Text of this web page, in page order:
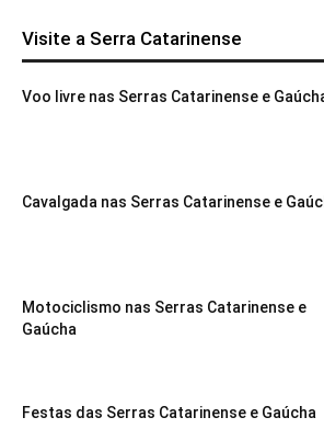
Visite a Serra Catarinense
Voo livre nas Serras Catarinense e
Cavalgada nas Serras Catarinense e
Motociclismo nas Serras Catarinense e
Gaúcha
Festas das Serras Catarinense e Gaúcha